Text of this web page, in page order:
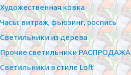
Художественная ковка
Часы: витраж, фьюзинг, роспись
Светильники из дерева
Прочие светильники РАСПРОДАЖА
Светильники в стиле Loft